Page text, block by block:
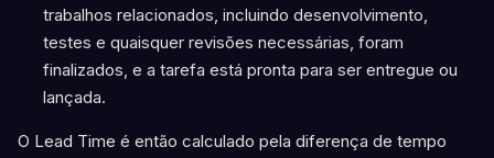
trabalhos relacionados, incluindo desenvolvimento,
testes e quaisquer revisões necessárias, foram
finalizados, e a tarefa está pronta para ser entregue ou
lançada.
O Lead Time é então calculado pela diferença de tempo